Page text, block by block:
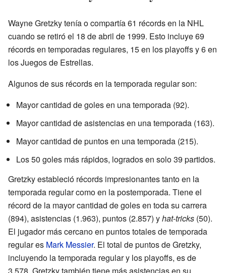
Wayne Gretzky tenía o compartía 61 récords en la NHL
cuando se retiró el 18 de abril de 1999. Esto incluye 69
récords en temporadas regulares, 15 en los playoffs y 6 en
los Juegos de Estrellas.
Algunos de sus récords en la temporada regular son:
Mayor cantidad de goles en una temporada (92).
Mayor cantidad de asistencias en una temporada (163).
Mayor cantidad de puntos en una temporada (215).
Los 50 goles más rápidos, logrados en solo 39 partidos.
Gretzky estableció récords impresionantes tanto en la
temporada regular como en la postemporada. Tiene el
récord de la mayor cantidad de goles en toda su carrera
(894), asistencias (1.963), puntos (2.857) yhat-tricks (50).
El jugador más cercano en puntos totales de temporada
regular es Mark Messier. El total de puntos de Gretzky,
incluyendo la temporada regular y los playoffs, es de
3.578. Gretzky también tiene más asistencias en su